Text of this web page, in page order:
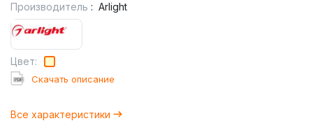
Производитель : Arlight
Цвет:
Cкачать описание
Все характеристики